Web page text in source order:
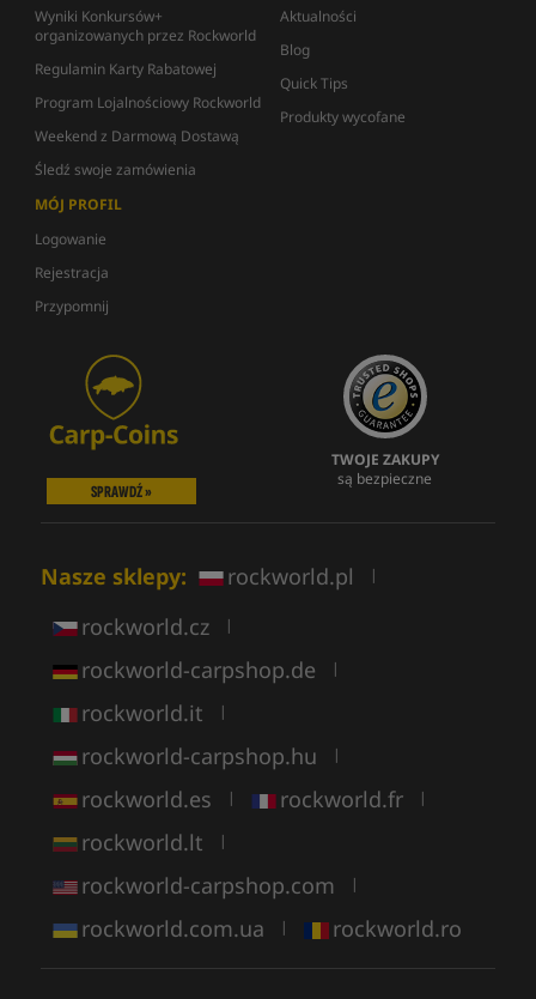
Wyniki Konkursów+
organizowanych przez Rockworld
Regulamin Karty Rabatowej
Program Lojalnościowy Rockworld
Weekend z Darmową Dostawą
Śledź swoje zamówienia
Aktualności
Blog
Quick Tips
Produkty wycofane
MÓJ PROFIL
Logowanie
Rejestracja
Przypomnij
SPRAWDŹ »
TWOJE ZAKUPY
są bezpieczne
Nasze sklepy: rockworld.pl |
rockworld.cz |
rockworld-carpshop.de |
rockworld.it |
rockworld-carpshop.hu |
rockworld.es | rockworld.fr |
rockworld.lt |
rockworld-carpshop.com |
rockworld.com.ua | rockworld.ro